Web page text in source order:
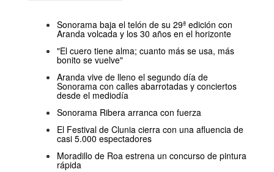
Sonorama baja el telón de su 29ª edición con
Aranda volcada y los 30 años en el horizonte
"El cuero tiene alma; cuanto más se usa, más
bonito se vuelve"
Aranda vive de lleno el segundo día de
Sonorama con calles abarrotadas y conciertos
desde el mediodía
Sonorama Ribera arranca con fuerza
El Festival de Clunia cierra con una afluencia de
casi 5.000 espectadores
Moradillo de Roa estrena un concurso de pintura
rápida